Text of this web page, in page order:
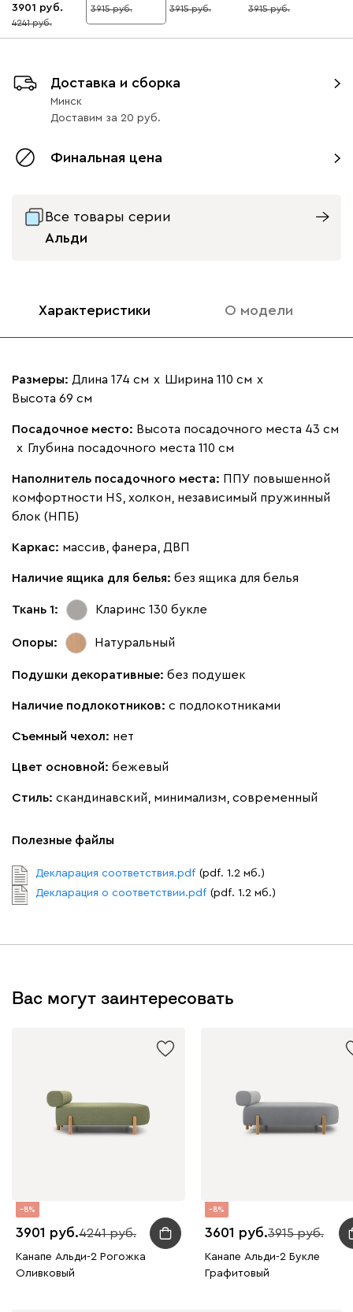
3901
8
4241
8
3915 8
3915 8
3915
Доставка и сборка
Минск
Доставим за 20
Финальная цена
Все товары серии
Альди
Характеристики О модели
Размеры: Длина 174 см х Ширина 110 см х
Высота 69 см
Посадочное место: Высота посадочного места 43 см
х Глубина посадочного места 110 см
Наполнитель посадочного места: ППУ повышенной
комфортности HS, холкон, независимый пружинный
блок (НПБ)
Каркас: массив, фанера, ДВП
Наличие ящика для белья: без ящика для белья
Ткань 1: Кларинс 130 букле
Опоры: Натуральный
Подушки декоративные: без подушек
Наличие подлокотников: с подлокотниками
Съемный чехол: нет
Цвет основной: бежевый
Стиль: скандинавский, минимализм, современный
Полезные файлы
Декларация соответствия.pdf (pdf. 1.2 мб.)
Декларация о соответствии.pdf (pdf. 1.2 мб.)
Вас могут заинтересовать
8
3901 4241
Канапе Альди-2 Рогожка
Оливковый
8
3601 3915
Канапе Альди-2 Букле
Графитовый